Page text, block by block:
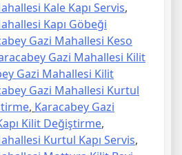
Kale Kapı Servis,
Kapı Göbeği
Gazi Mahallesi Keso
Gazi Mahallesi Kilit
Gazi Mahallesi Kilit
Gazi Mahallesi Kurtul
, Karacabey Gazi
Kilit Değiştirme,
Kurtul Kapı Servis,